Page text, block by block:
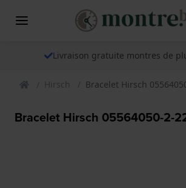
Livraison gratuite montres de
Hirsch Bracelet Hirsch
Bracelet Hirsch 05564050-2-